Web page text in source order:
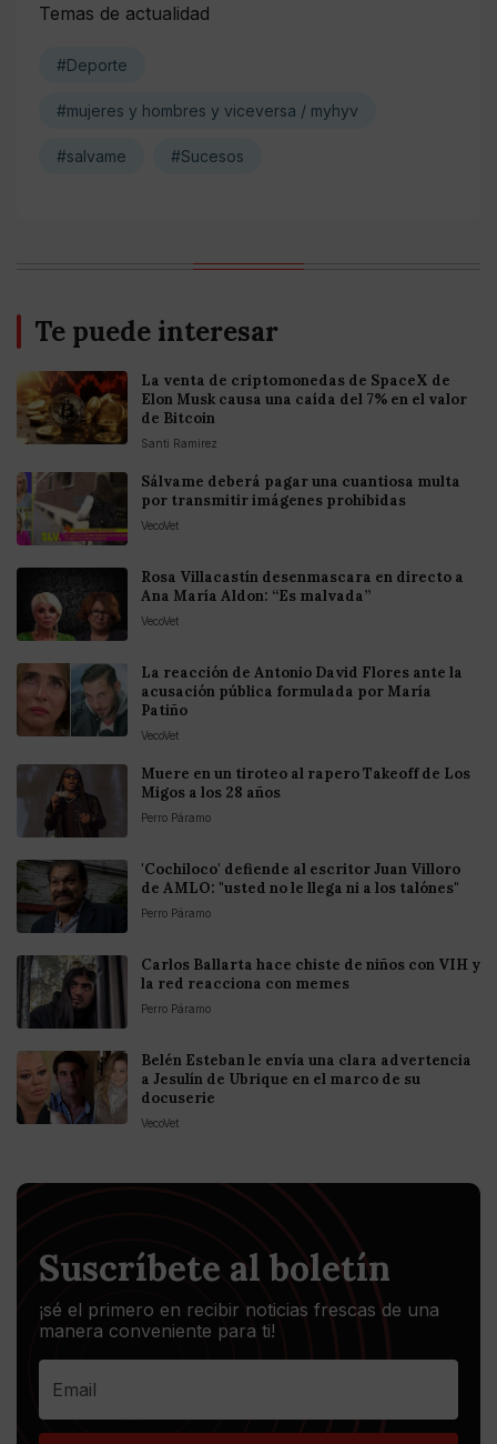
Temas de actualidad
#Deporte
#mujeres y hombres y viceversa / myhyv
#salvame #Sucesos
Te puede interesar
La venta de criptomonedas de SpaceX de
Elon Musk causa una caída del 7% en el valor
de Bitcoin
Santi Ramirez
Sálvame deberá pagar una cuantiosa multa
por transmitir imágenes prohibidas
VecoVet
Rosa Villacastín desenmascara en directo a
Ana María Aldon: “Es malvada”
VecoVet
La reacción de Antonio David Flores ante la
acusación pública formulada por María
Patiño
VecoVet
Muere en un tiroteo al rapero Takeoff de Los
Migos a los 28 años
Perro Páramo
'Cochiloco' defiende al escritor Juan Villoro
de AMLO: "usted no le llega ni a los talónes"
Perro Páramo
Carlos Ballarta hace chiste de niños con VIH y
la red reacciona con memes
Perro Páramo
Belén Esteban le envía una clara advertencia
a Jesulín de Ubrique en el marco de su
docuserie
VecoVet
Suscríbete al boletín
¡sé el primero en recibir noticias frescas de una
manera conveniente para ti!